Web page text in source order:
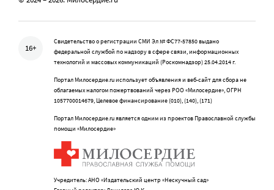
16+
Свидетельство о регистрации СМИ Эл № ФС77-57850 выдано
федеральной службой по надзору в сфере связи, информационных
технологий и массовых коммуникаций (Роскомнадзор) 25.04.2014 г.
Портал Милосердие.ru использует объявления и веб-сайт для сбора не
облагаемых налогом пожертвований через РОО «Милосердие», ОГРН
1057700014679, Целевое финансирование (010), (140), (171)
Портал Милосердие.ru является одним из проектов Православной службы
помощи «Милосердие»
Учредитель: АНО «Издательский центр «Нескучный сад»